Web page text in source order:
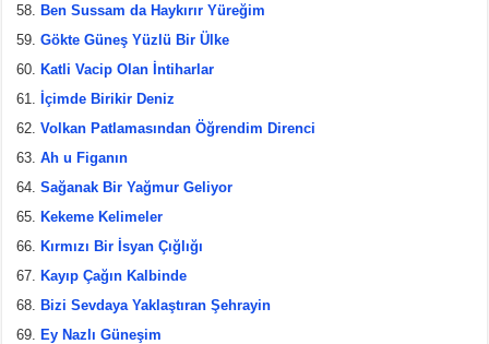
Ben Sussam da Haykırır Yüreğim
Gökte Güneş Yüzlü Bir Ülke
Katli Vacip Olan İntiharlar
İçimde Birikir Deniz
Volkan Patlamasından Öğrendim Direnci
Ah u Figanın
Sağanak Bir Yağmur Geliyor
Kekeme Kelimeler
Kırmızı Bir İsyan Çığlığı
Kayıp Çağın Kalbinde
Bizi Sevdaya Yaklaştıran Şehrayin
Ey Nazlı Güneşim